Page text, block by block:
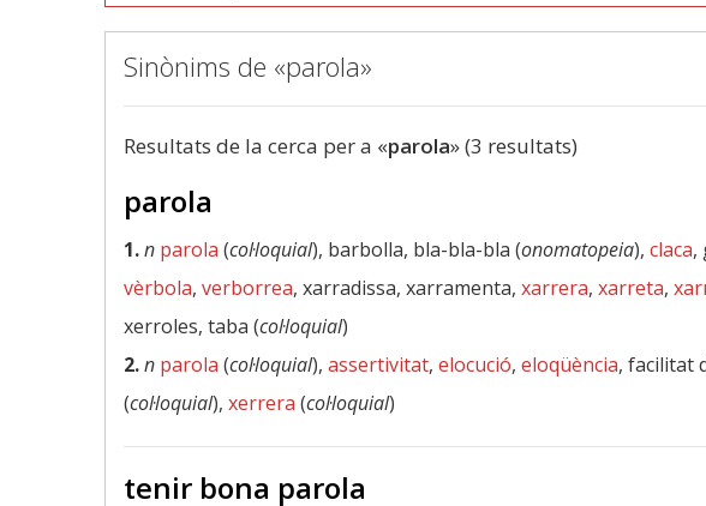
Sinònims de «parola»
Resultats de la cerca per a «parola» (3 resultats)
parola
1.n parola (col·loquial), barbolla, bla-bla-bla (onomatopeia), claca,
vèrbola, verborrea, xarradissa, xarramenta, xarrera, xarreta,
xerroles, taba (col·loquial)
2.n parola (col·loquial), assertivitat, elocució, eloqüència, facilitat
(col·loquial), xerrera (col·loquial)
tenir bona parola